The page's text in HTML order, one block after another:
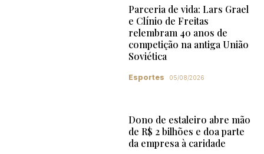
Parceria de vida: Lars Grael
e Clínio de Freitas
relembram 40 anos de
competição na antiga União
Soviética
Esportes 05/08/2026
Dono de estaleiro abre mão
de R$ 2 bilhões e doa parte
da empresa à caridade